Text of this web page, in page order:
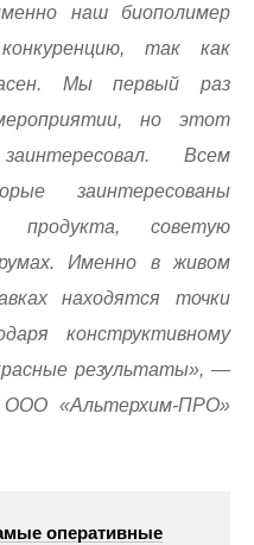
наш биополимер
так как
Мы первый раз
но этот
Всем
заинтересованы
продукта, советую
Именно в живом
находятся точки
конструктивному
результаты», —
ООО «Альтерхим-ПРО»
оперативные